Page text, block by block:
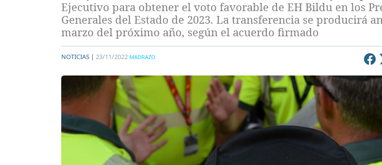
Ejecutivo para obtener el voto favorable de EH Bildu en los
Generales del Estado de 2023. La transferencia se producirá
marzo del próximo año, según el acuerdo firmado
NOTICIAS | 23/11/2022 MADRAZO